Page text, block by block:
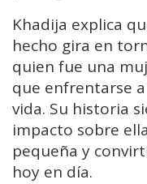
Khadija explica
hecho gira en
quien fue una
que enfrentarse
vida. Su historia
impacto sobre
pequeña y
hoy en día.